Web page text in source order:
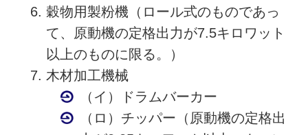
穀物用製粉機（ロール式のものであっ
て、原動機の定格出力が7.5キロワット
以上のものに限る。）
木材加工機械
（イ）ドラムバーカー
（ロ）チッパー（原動機の定格出